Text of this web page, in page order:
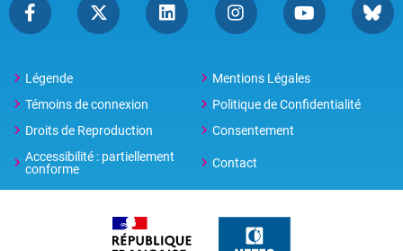
Légende
Mentions Légales
Témoins de connexion
Politique de Confidentialité
Droits de Reproduction
Consentement
Accessibilité : partiellement
conforme
Contact